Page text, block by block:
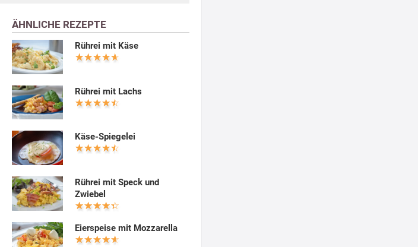
ÄHNLICHE REZEPTE
Rührei mit Käse
Rührei mit Lachs
Käse-Spiegelei
Rührei mit Speck und
Zwiebel
Eierspeise mit Mozzarella